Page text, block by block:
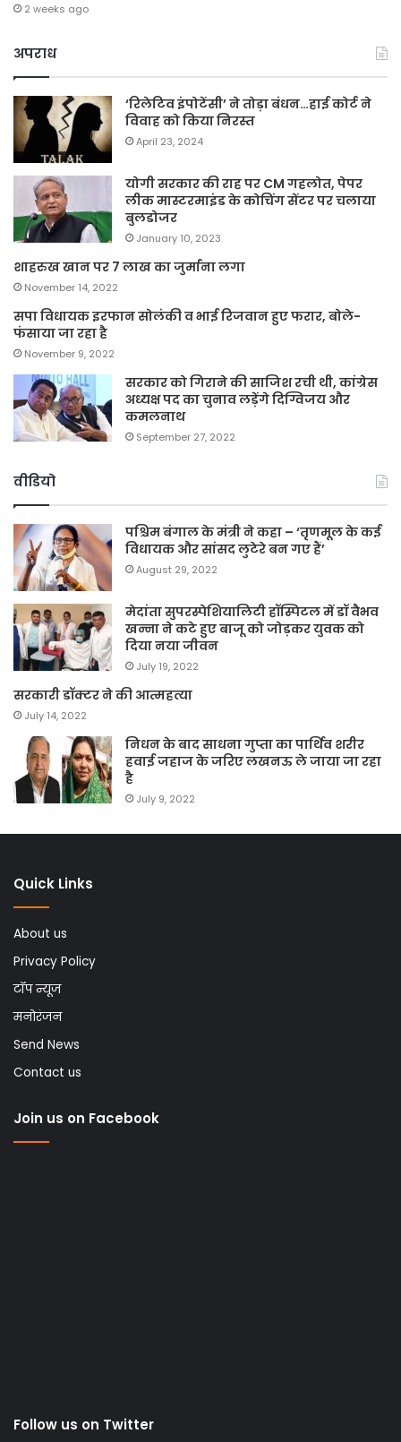
2 weeks ago
अपराध
‘रिलेटिव इंपोटेंसी’ ने तोड़ा बंधन…हाई कोर्ट ने
विवाह को किया निरस्त
April 23, 2024
योगी सरकार की राह पर CM गहलोत, पेपर
लीक मास्टरमाइंड के कोचिंग सेंटर पर चलाया
बुलडोजर
January 10, 2023
शाहरुख खान पर 7 लाख का जुर्माना लगा
November 14, 2022
सपा विधायक इरफान सोलंकी व भाई रिजवान हुए फरार, बोले-
फंसाया जा रहा है
November 9, 2022
सरकार को गिराने की साजिश रची थी, कांग्रेस
अध्यक्ष पद का चुनाव लड़ेंगे दिग्विजय और
कमलनाथ
September 27, 2022
वीडियो
पश्चिम बंगाल के मंत्री ने कहा – ‘तृणमूल के कई
विधायक और सांसद लुटेरे बन गए हैं’
August 29, 2022
मेदांता सुपरस्पेशियालिटी हॉस्पिटल में डॉ वैभव
खन्ना ने कटे हुए बाजू को जोड़कर युवक को
दिया नया जीवन
July 19, 2022
सरकारी डॉक्टर ने की आत्महत्या
July 14, 2022
निधन के बाद साधना गुप्ता का पार्थिव शरीर
हवाई जहाज के जरिए लखनऊ ले जाया जा रहा
है
July 9, 2022
Quick Links
About us
Privacy Policy
टॉप न्यूज
मनोरंजन
Send News
Contact us
Join us on Facebook
Follow us on Twitter